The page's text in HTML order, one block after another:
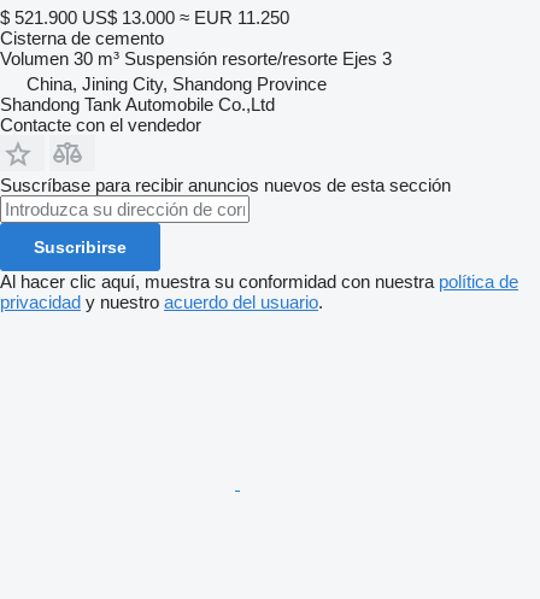
$ 521.900 US$ 13.000 ≈ EUR 11.250
Cisterna de cemento
Volumen 30 m³ Suspensión resorte/resorte Ejes 3
China, Jining City, Shandong Province
Shandong Tank Automobile Co.,Ltd
Contacte con el vendedor
Suscríbase para recibir anuncios nuevos de esta sección
Suscribirse
Al hacer clic aquí, muestra su conformidad con nuestra política de
privacidad y nuestro acuerdo del usuario.